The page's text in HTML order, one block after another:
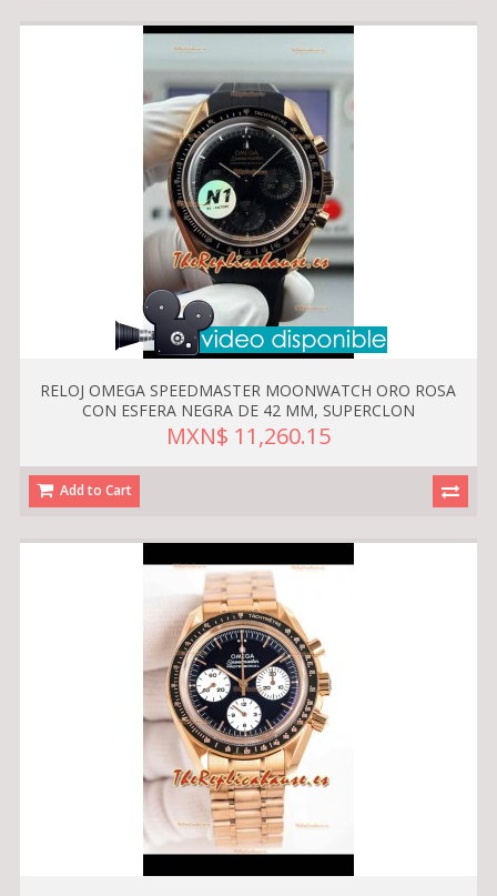
RELOJ OMEGA SPEEDMASTER MOONWATCH ORO ROSA
CON ESFERA NEGRA DE 42 MM, SUPERCLON
MXN$ 11,260.15
Add to Cart